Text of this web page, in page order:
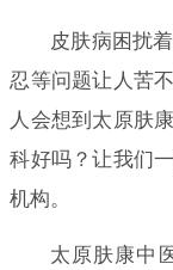
皮肤病困扰
忍等问题让人苦
人会想到太原肤
科好吗？让我们
机构。
太原肤康中